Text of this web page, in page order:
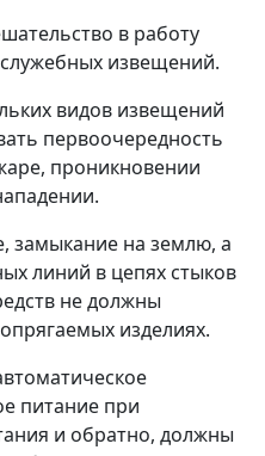
в работу
извещений.
видов извещений
первоочередность
проникновении
замыкание на землю, а
линий в цепях стыков
не должны
изделиях.
питание при
и обратно, должны